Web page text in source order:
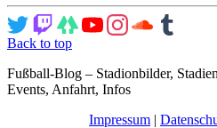
Back to top
Fußball-Blog – Stadionbilder,
Events, Anfahrt, Infos
Impressum |